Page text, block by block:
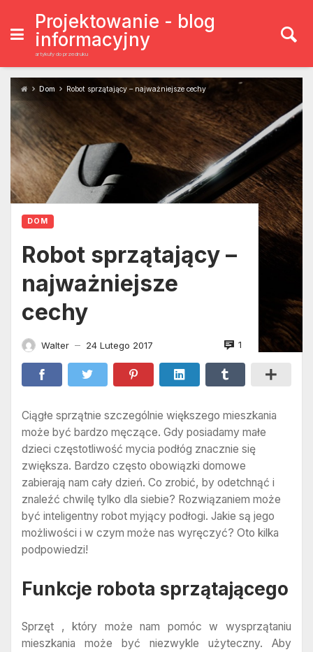
content
Projektowanie - blog
informacyjny
artykuły do przedruku
Dom Robot sprzątający – najważniejsze cechy
DOM
Robot sprzątający –
najważniejsze
cechy
Walter — 24 Lutego 2017 1
Ciągłe sprzątnie szczególnie większego mieszkania
może być bardzo męczące. Gdy posiadamy małe
dzieci częstotliwość mycia podłóg znacznie się
zwiększa. Bardzo często obowiązki domowe
zabierają nam cały dzień. Co zrobić, by odetchnąć i
znaleźć chwilę tylko dla siebie? Rozwiązaniem może
być inteligentny robot myjący podłogi. Jakie są jego
możliwości i w czym może nas wyręczyć? Oto kilka
podpowiedzi!
Funkcje robota sprzątającego
Sprzęt , który może nam pomóc w wysprzątaniu
mieszkania może być niezwykle użyteczny. Aby